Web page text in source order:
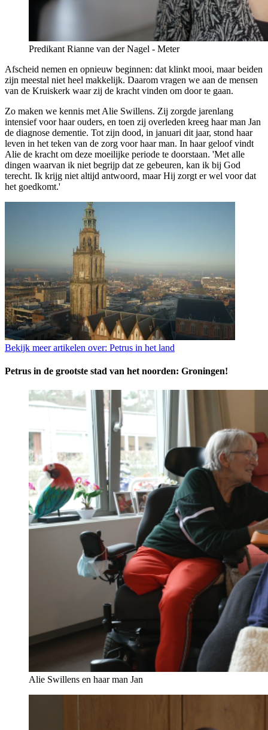
Predikant Rianne van der Nagel - Meter
Afscheid nemen en opnieuw beginnen: dat klinkt mooi, maar beiden
zijn meestal niet heel makkelijk. Daarom vragen we aan de mensen
van de Kruiskerk waar zij de kracht vinden om door te gaan.
Zo maken we kennis met Alie Swillens. Zij zorgde jarenlang
intensief voor haar ouders, en toen zij overleden kreeg haar man Jan
de diagnose dementie. Tot zijn dood, in januari dit jaar, stond haar
leven in het teken van de zorg voor haar man. In haar geloof vindt
Alie de kracht om deze moeilijke periode te doorstaan. 'Met alle
dingen waarvan ik niet begrijp dat ze gebeuren, kan ik bij God
terecht. Ik krijg niet altijd antwoord, maar Hij zorgt er wel voor dat
het goedkomt.'
Bekijk meer artikelen over: Petrus in het land
Petrus in de grootste stad van het noorden: Groningen!
Alie Swillens en haar man Jan